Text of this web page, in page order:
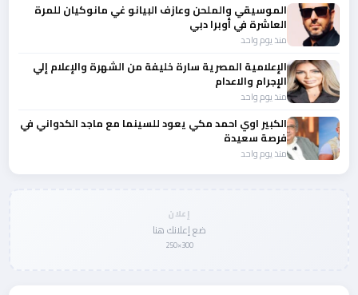
الموسيقي والملحن وعازف البيانو غي مانوكيان للمرة
العاشرة في أوبرا دبي
منذ يوم واحد
الإعلامية المصرية سارة خليفة من الشهرة والإعلام إلي
الإجرام والاعدام
منذ يوم واحد
الكبير اوي احمد مكي يعود للسينما مع ماجد الكدواني في
فرصة سعيدة
منذ يوم واحد
إعلان
ضع إعلانك هنا
300×250